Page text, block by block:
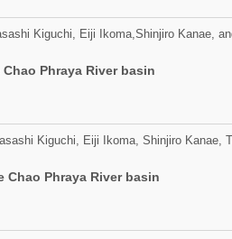
Kiguchi, Eiji Ikoma,Shinjiro Kanae,
Phraya River basin
Kiguchi, Eiji Ikoma, Shinjiro Kanae,
Phraya River basin